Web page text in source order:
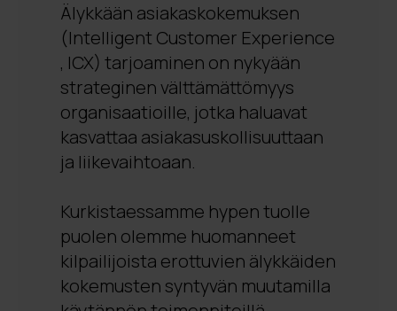
Älykkään asiakaskokemuksen
(Intelligent Customer Experience
, ICX) tarjoaminen on nykyään
strateginen välttämättömyys
organisaatioille, jotka haluavat
kasvattaa asiakasuskollisuuttaan
ja liikevaihtoaan.
Kurkistaessamme hypentuolle
puolen olemme huomanneet
kilpailijoista erottuvien älykkäiden
kokemusten syntyvän muutamilla